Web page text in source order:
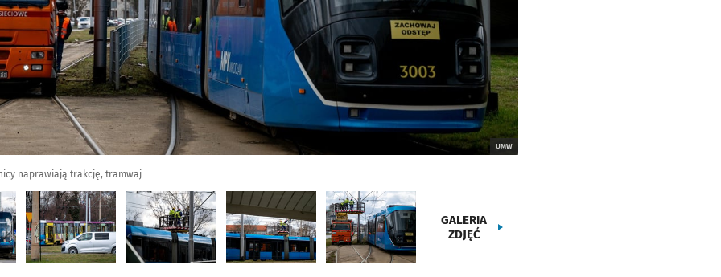
UMW
naprawiają trakcję, tramwaj
GALERIA
ZDJĘĆ